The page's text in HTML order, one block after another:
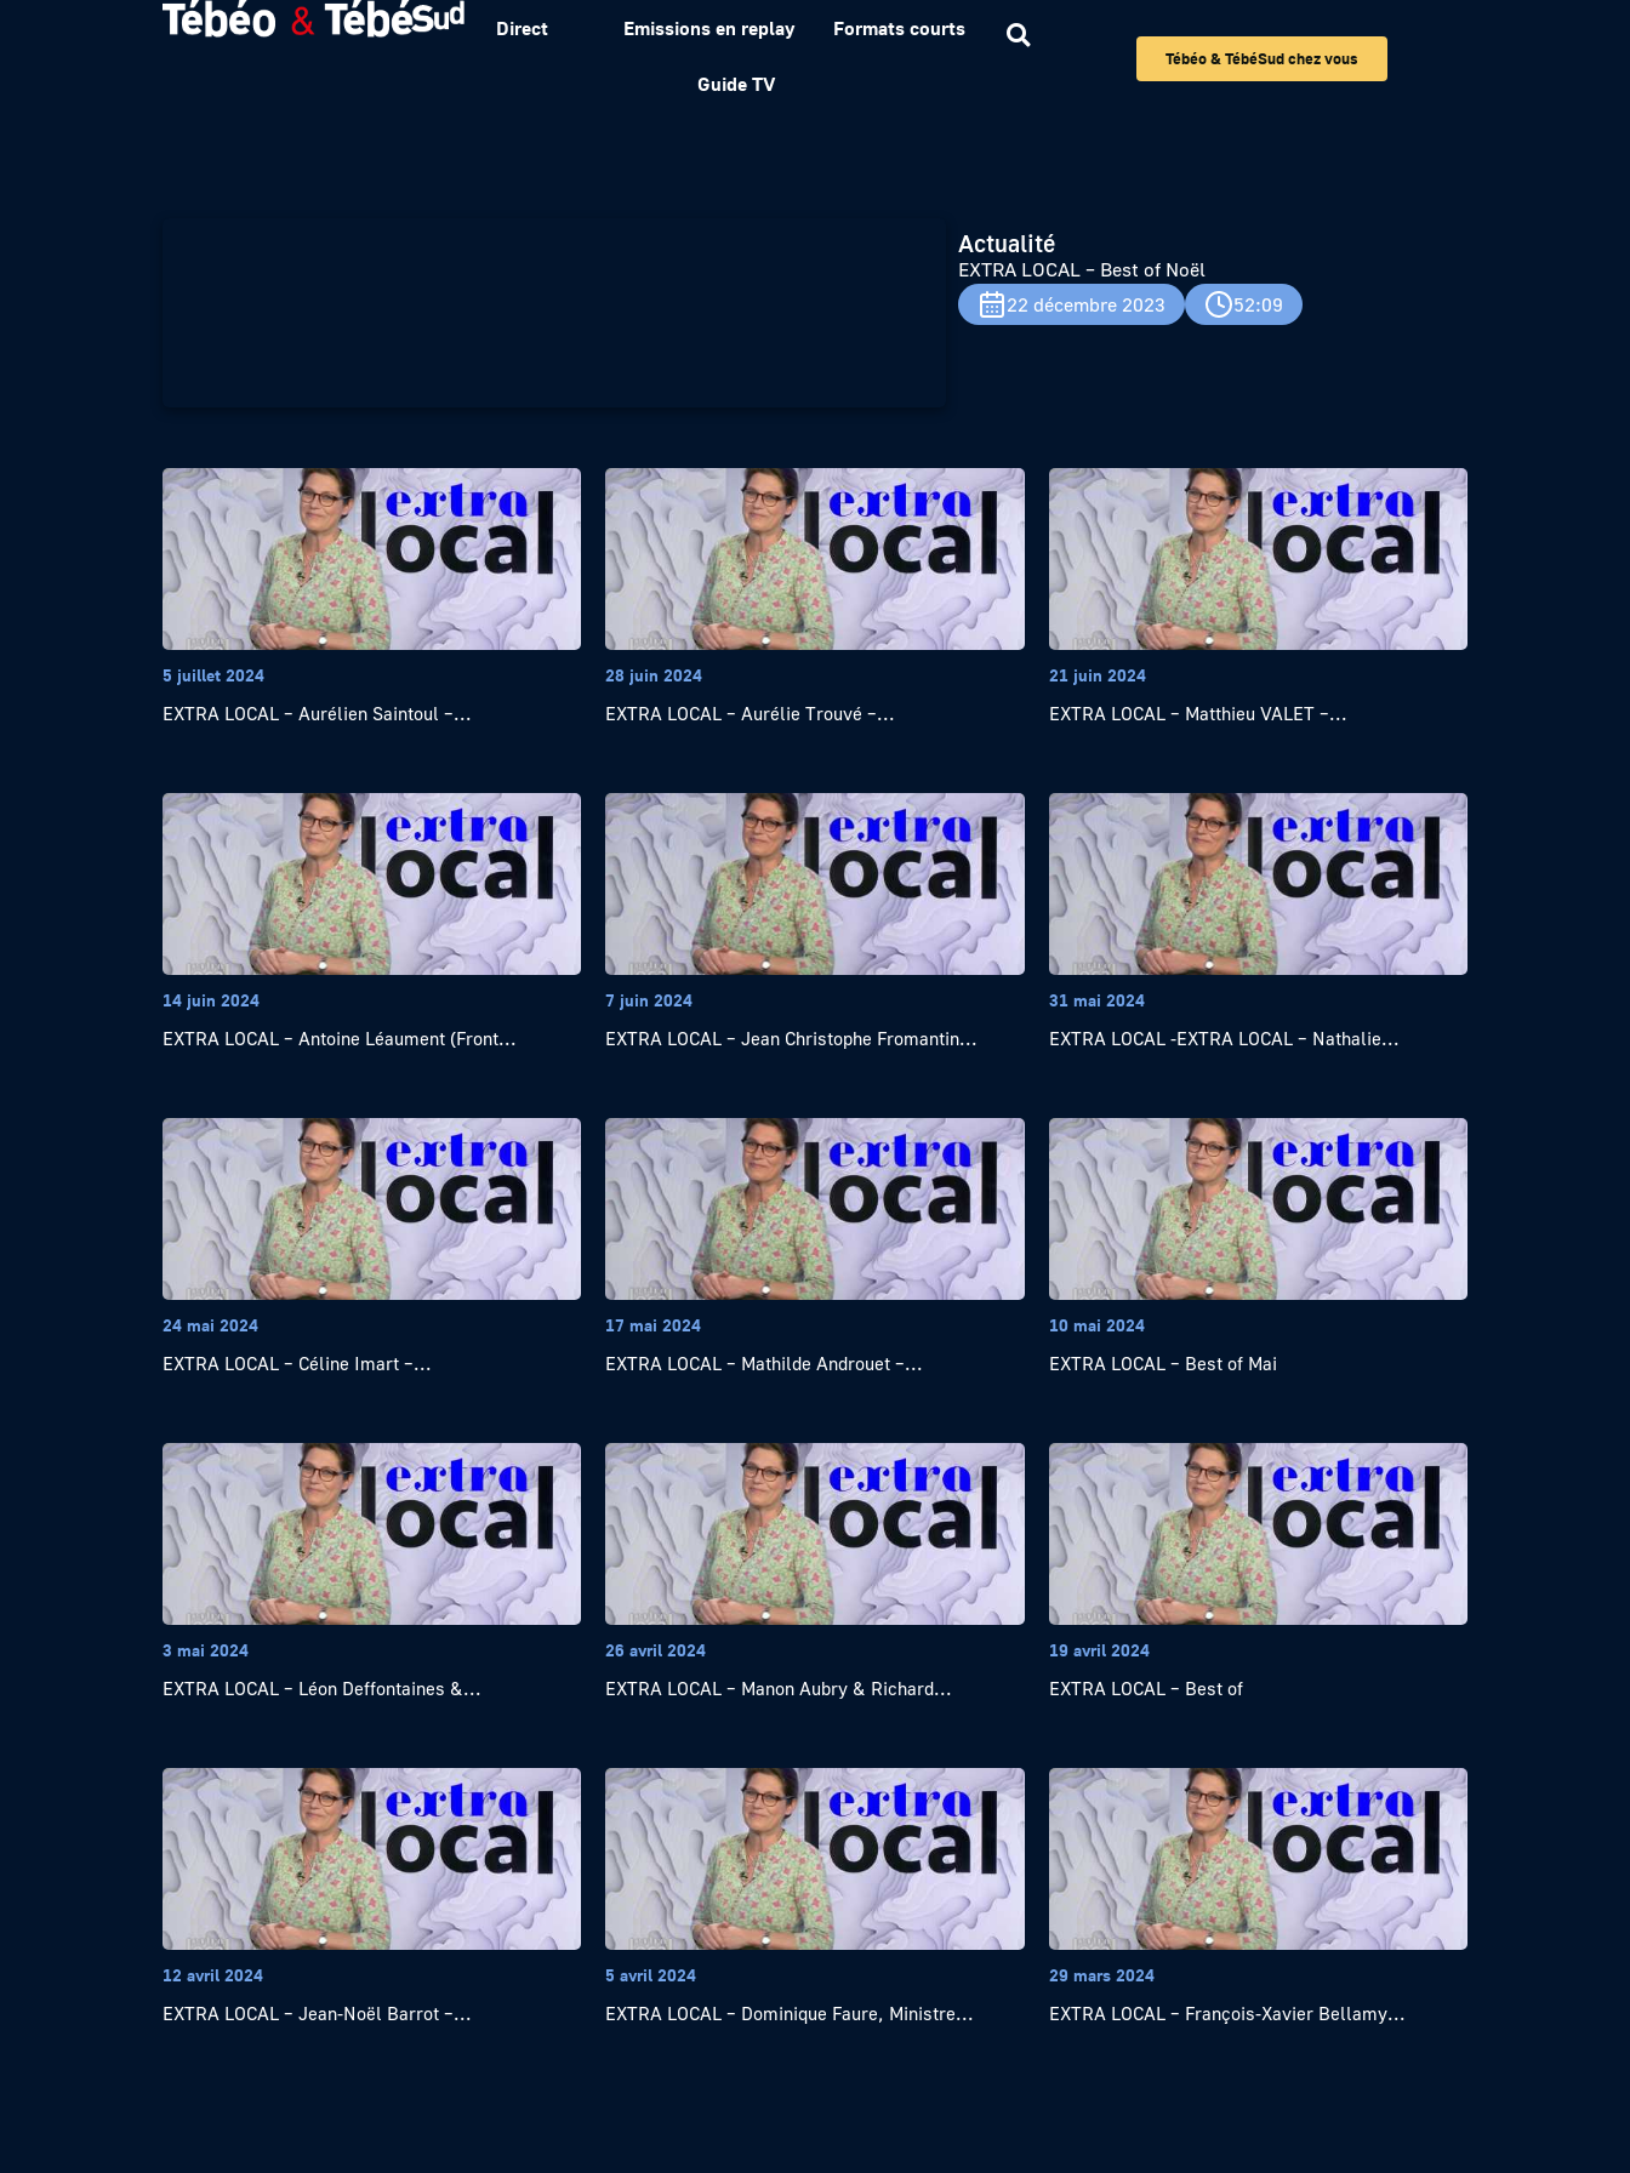
Direct Emissions en replay Formats courts
Guide TV
Tébéo & TébéSud chez vous
EXTRA LOCAL – Best of Noël
Actualité
EXTRA LOCAL – Best of Noël
22 décembre 2023
52:09
5 juillet 2024
EXTRA LOCAL – Aurélien Saintoul –...
28 juin 2024
EXTRA LOCAL – Aurélie Trouvé –...
21 juin 2024
EXTRA LOCAL – Matthieu VALET –...
14 juin 2024
EXTRA LOCAL – Antoine Léaument (Front...
7 juin 2024
EXTRA LOCAL – Jean Christophe Fromantin...
31 mai 2024
EXTRA LOCAL -EXTRA LOCAL – Nathalie...
24 mai 2024
EXTRA LOCAL – Céline Imart –...
17 mai 2024
EXTRA LOCAL – Mathilde Androuet –...
10 mai 2024
EXTRA LOCAL – Best of Mai
3 mai 2024
EXTRA LOCAL – Léon Deffontaines &...
26 avril 2024
EXTRA LOCAL – Manon Aubry & Richard...
19 avril 2024
EXTRA LOCAL – Best of
12 avril 2024
EXTRA LOCAL – Jean-Noël Barrot –...
5 avril 2024
EXTRA LOCAL – Dominique Faure, Ministre...
29 mars 2024
EXTRA LOCAL – François-Xavier Bellamy...